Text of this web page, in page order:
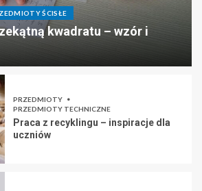
ŚCISŁE
kwadratu – wzór i
PRZEDMIOTY
PRZEDMIOTY TECHNICZNE
Praca z recyklingu – inspiracje dla
uczniów